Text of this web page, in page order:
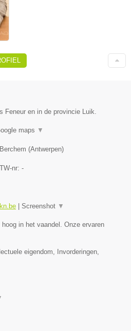
Feneur en in de provincie Luik.
maps ▼
Berchem (Antwerpen)
nr: -
Screenshot ▼
in het vaandel. Onze ervaren
eigendom, Invorderingen,